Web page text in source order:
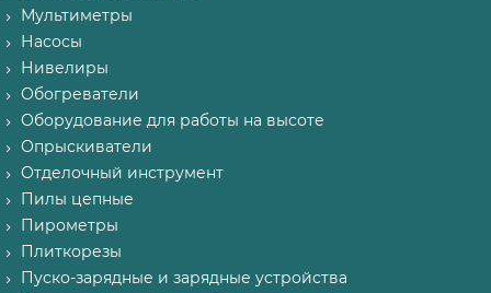
Мультиметры
Насосы
Нивелиры
Обогреватели
Оборудование для работы на высоте
Опрыскиватели
Отделочный инструмент
Пилы цепные
Пирометры
Плиткорезы
Пуско-зарядные и зарядные устройства